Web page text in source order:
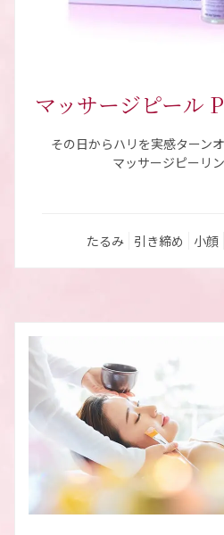
マッサージピール
その日からハリを実感ターン
マッサージピーリ
たるみ 引き締め 小顔